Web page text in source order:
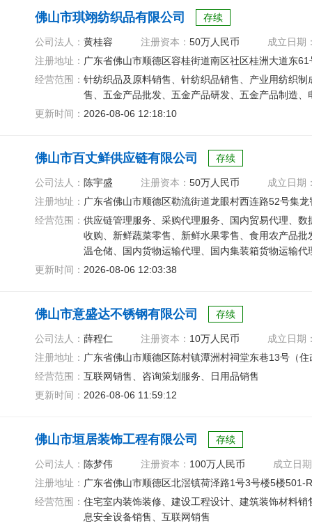
佛山市琪翊纺织品有限公司 存续
公司法人： 黄桂容 注册资本： 50万人民币
成立日期
注册地址： 广东省佛山市顺德区容桂街道南区社区桂洲大道东
经营范围： 针纺织品及原料销售、针纺织品销售、产业用纺织
售、五金产品批发、五金产品研发、五金产品制造
更新时间： 2026-08-06 12:18:10
佛山市百丈鲜供应链有限公司 存续
公司法人： 陈宇盛 注册资本： 50万人民币
成立日期
注册地址： 广东省佛山市顺德区勒流街道龙眼村西连路52号集
经营范围： 供应链管理服务、采购代理服务、国内贸易代理、
收购、新鲜蔬菜零售、新鲜水果零售、食用农产品
温仓储、国内货物运输代理、国内集装箱货物运输
更新时间： 2026-08-06 12:03:38
佛山市意盛达不锈钢有限公司 存续
公司法人： 薛程仁 注册资本： 10万人民币
成立日期
注册地址： 广东省佛山市顺德区陈村镇潭洲村祠堂东巷13号（住
经营范围： 互联网销售、咨询策划服务、日用品销售
更新时间： 2026-08-06 11:59:12
佛山市垣居装饰工程有限公司 存续
公司法人： 陈梦伟 注册资本： 100万人民币
成立日
注册地址： 广东省佛山市顺德区北滘镇荷泽路1号3号楼5楼501-
经营范围： 住宅室内装饰装修、建设工程设计、建筑装饰材料
息安全设备销售、互联网销售